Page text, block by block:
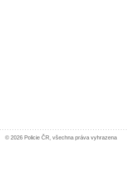
© 2026 Policie ČR, všechna práva vyhrazena